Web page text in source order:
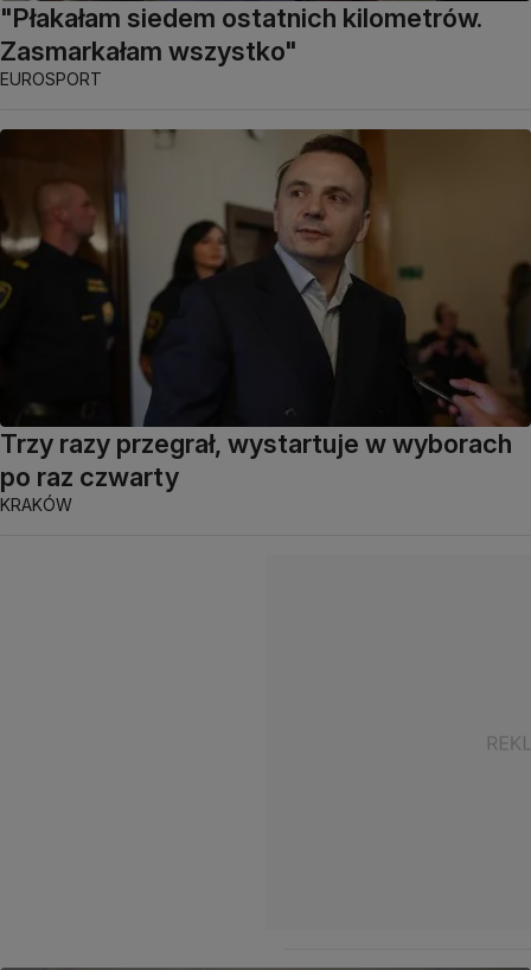
"Płakałam siedem ostatnich kilometrów.
Zasmarkałam wszystko"
EUROSPORT
Trzy razy przegrał, wystartuje w wyborach
po raz czwarty
KRAKÓW